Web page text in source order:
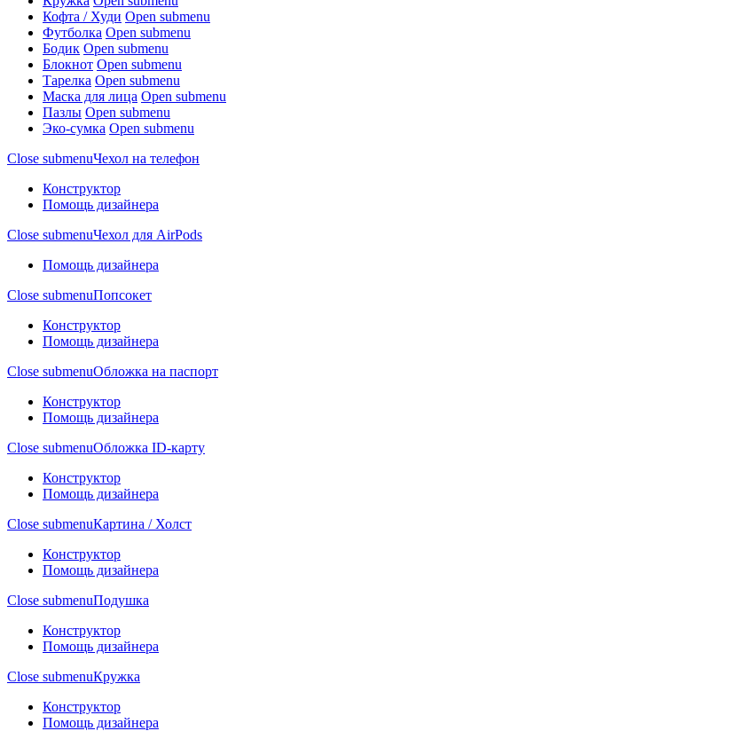
Кофта / Худи Open submenu
Футболка Open submenu
Бодик Open submenu
Блокнот Open submenu
Тарелка Open submenu
Маска для лица Open submenu
Пазлы Open submenu
Эко-сумка Open submenu
Close submenuЧехол на телефон
Конструктор
Помощь дизайнера
Close submenuЧехол для AirPods
Помощь дизайнера
Close submenuПопсокет
Конструктор
Помощь дизайнера
Close submenuОбложка на паспорт
Конструктор
Помощь дизайнера
Close submenuОбложка ID-карту
Конструктор
Помощь дизайнера
Close submenuКартина / Холст
Конструктор
Помощь дизайнера
Close submenuПодушка
Конструктор
Помощь дизайнера
Close submenuКружка
Конструктор
Помощь дизайнера